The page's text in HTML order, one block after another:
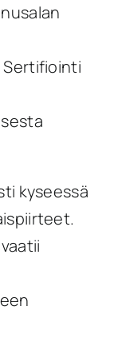
kyseessä
vaatii